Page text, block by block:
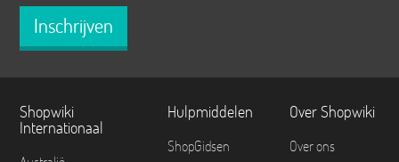
Inschrijven
Shopwiki
Internationaal
Hulpmiddelen
ShopGidsen
Over Shopwiki
Over ons